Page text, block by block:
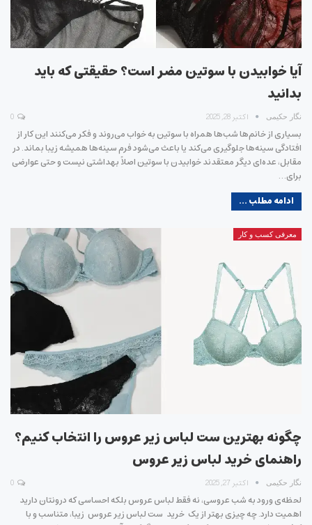
آیا خوابیدن با سوتین مضر است؟ حقیقتی که باید
بدانید
نگار حکیمی اکتبر 28, 2025
بسیاری از خانم‌ها شب‌ها همراه با سوتین به خواب می‌روند و فکر می‌کنند این کار از
افتادگی سینه‌ها جلوگیری می‌کند یا باعث می‌شود فرم سینه‌ها همیشه زیبا بماند. در
مقابل، عده‌ای دیگر معتقدند خوابیدن با سوتین اصلاً بهداشتی نیست و حتی عوارضی
برای…
ادامه مطلب ...
معرفی کسب و کار
چگونه بهترین ست لباس زیر عروس را انتخاب کنیم؟
راهنمای خرید لباس زیر عروس
نگار حکیمی اکتبر 27, 2025
لحظه‌ی ورود به شب عروسی، نه فقط لباس عروس بلکه احساسی که درونتان دارید
اهمیت دارد. چه چیزی بهتر از یک خرید ست لباس زیر عروس زیبا، متناسب و با